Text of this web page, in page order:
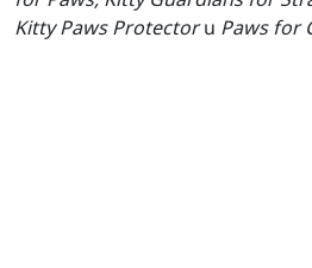
Kitty Paws Protectoru Paws for